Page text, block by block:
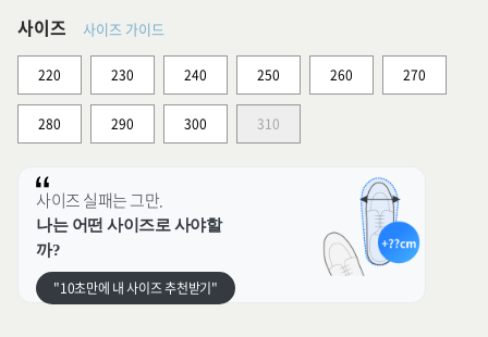
사이즈 사이즈 가이드
220 230 240 250 260 270
280 290 300 310
사이즈 실패는 그만.
나는 어떤 사이즈로 사야할
까?
"10초만에 내 사이즈 추천받기"